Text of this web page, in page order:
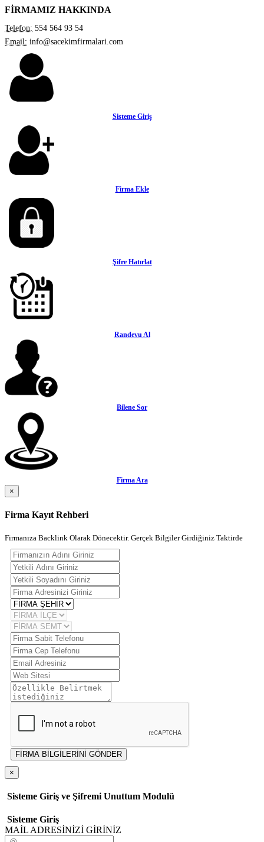
FİRMAMIZ HAKKINDA
Telefon: 554 564 93 54
Email: info@sacekimfirmalari.com
Sisteme Giriş
Firma Ekle
Şifre Hatırlat
Randevu Al
Bilene Sor
Firma Ara
×
Firma Kayıt Rehberi
Firmanıza Backlink Olarak Dönecektir. Gerçek Bilgiler Girdiğiniz Taktirde
FİRMA BİLGİLERİNİ GÖNDER
×
Sisteme Giriş ve Şifremi Unuttum Modulü
Sisteme Giriş
MAİL ADRESİNİZİ GİRİNİZ